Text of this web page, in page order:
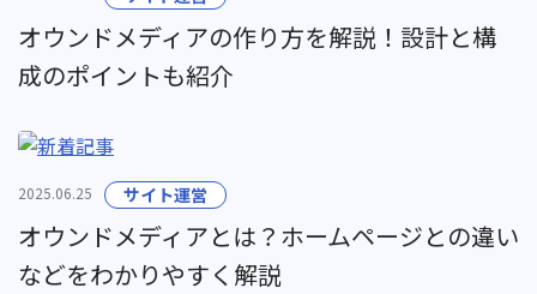
オウンドメディアの作り方を解説！設計と構
成のポイントも紹介
2025.06.25 サイト運営
オウンドメディアとは？ホームページとの違い
などをわかりやすく解説